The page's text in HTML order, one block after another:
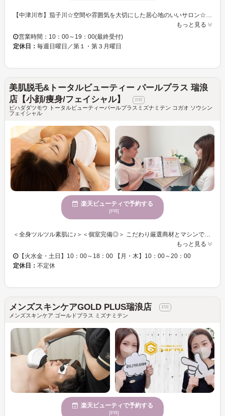
【中津川市】茄子川☆空間や雰囲気を大切にした居心地のいいサロン☆ 美容脱毛専門店【アンベリィ】～より美しく～ 【茄子川】【恵那市】【女性限定】【痛くない新脱毛法】 今までとは違う新しい理論の脱毛法！！新理論の基に行われる脱毛法の為、「毛周期」に 関係なく脱毛できます！ 痛みなし！美肌効果！目立つムダ毛から目立たない産毛まで全て脱毛できます。 全身まるごと360度、全ての気になる箇所を全部「脱毛」できる！ 美容脱毛専門店 アンベリィの脱毛法！ 痛みが感じにくく、毛の周期関係なく脱毛が行えるのが魅力★ ≪例≫全身脱毛が約28分！！（※V・I・O除く・個人差有り） 美容脱毛専門店 アンベリィ 女性の様々な悩みに全力全開でお応えしております。 スタッフの本気さを感じて頂けると思います。女性スタッフによる、 「女性限定」のサロンです。人目が気にならない、隠れ家的なサロンです。 ＊岐阜県瑞浪店 ＊名古屋市中村店 ＊名古屋市本山店 展開中 ぜひ、一度足を運んでみてください。
もっと見る
営業時間：10：00～19：00(最終受付)
定休日： 毎週日曜日／第１・第３月曜日
美肌脱毛&トータルビューティー パールプラス 瑞浪
店【小顔/痩身/フェイシャル】
ビハダダツモウ トータルビューティーパールプラスミズナミテン コガオ ソウシン
フェイシャル
楽天ビューティで予約する
[PR]
もっと見る
【火水金・土日】10：00～18：00 【月・木】10：00～20：00
定休日： 不定休
メンズスキンケアGOLD PLUS瑞浪店
メンズスキンケア ゴールドプラス ミズナミテン
楽天ビューティで予約する
[PR]